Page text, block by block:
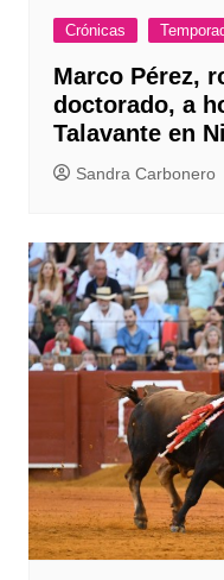
Crónicas
Marco Pérez,
doctorado, a
Talavante en
Sandra Carbonero